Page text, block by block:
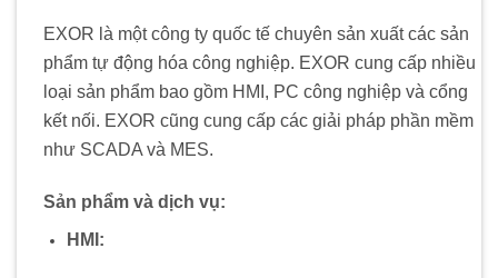
EXOR là một công ty quốc tế chuyên sản xuất các sản
phẩm tự động hóa công nghiệp. EXOR cung cấp nhiều
loại sản phẩm bao gồm HMI, PC công nghiệp và cổng
kết nối. EXOR cũng cung cấp các giải pháp phần mềm
như SCADA và MES.
Sản phẩm và dịch vụ:
HMI: